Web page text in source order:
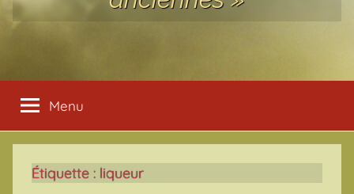
Menu
Étiquette : liqueur